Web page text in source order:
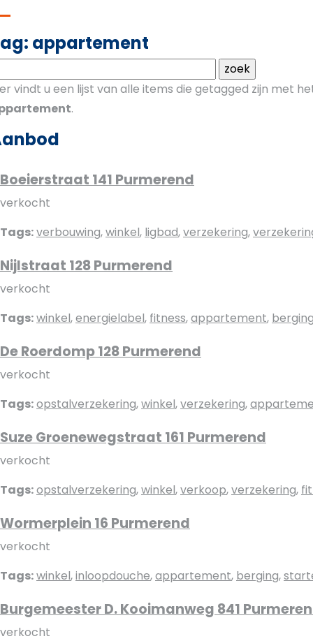
appartement
vindt u een lijst van alle items die getagged zijn met
.
Boeierstraat 141 Purmerend
verkocht
Tags:verbouwing,winkel, ligbad,verzekering,
Nijlstraat 128 Purmerend
verkocht
Tags:winkel,energielabel, fitness,appartement,
De Roerdomp 128 Purmerend
verkocht
Tags:opstalverzekering,winkel,verzekering,
Suze Groenewegstraat 161 Purmerend
verkocht
Tags:opstalverzekering,winkel,verkoop,verzekering,
Wormerplein 16 Purmerend
verkocht
Tags:winkel,inloopdouche,appartement, berging,
Burgemeester D. Kooimanweg 841
verkocht